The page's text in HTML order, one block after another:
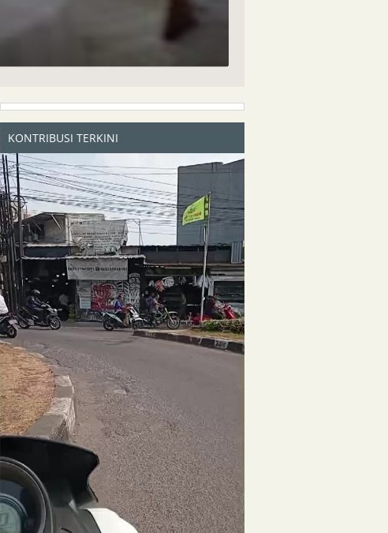
KONTRIBUSI TERKINI